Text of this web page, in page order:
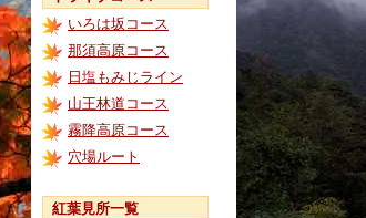
いろは坂コース
那須高原コース
日塩もみじライン
山王林道コース
霧降高原コース
穴場ルート
紅葉見所一覧